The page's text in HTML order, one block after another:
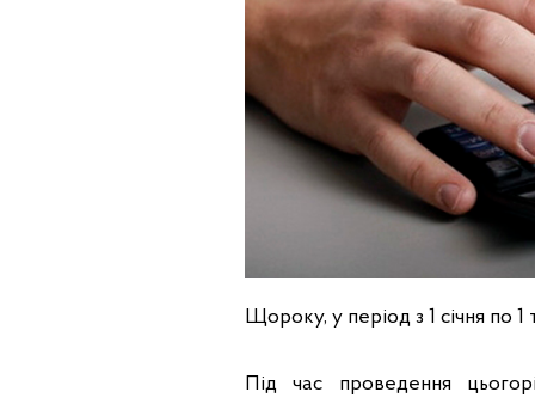
Щороку, у період з 1 січня по
Під час проведення